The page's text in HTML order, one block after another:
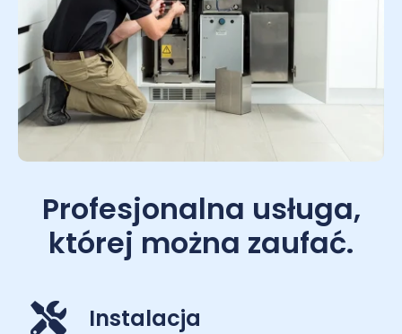
Profesjonalna usługa,
której można zaufać.
Instalacja